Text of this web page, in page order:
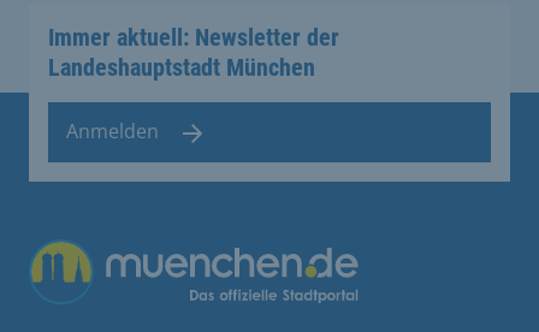
Immer aktuell: Newsletter der
Landeshauptstadt München
Anmelden
Übergreifende Links